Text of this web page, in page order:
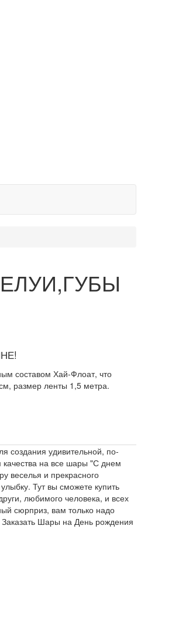
составом Хай-Флоат, что
размер ленты 1,5 метра.
создания удивительной, по-
на все шары "С днем
веселья и прекрасного
Тут вы сможете купить
любимого человека, и всех
сюрприз, вам только надо
Шары на День рождения